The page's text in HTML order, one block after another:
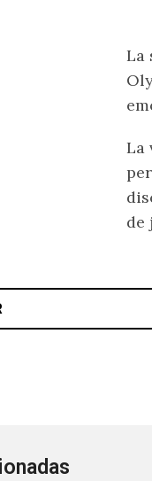
La
La
de